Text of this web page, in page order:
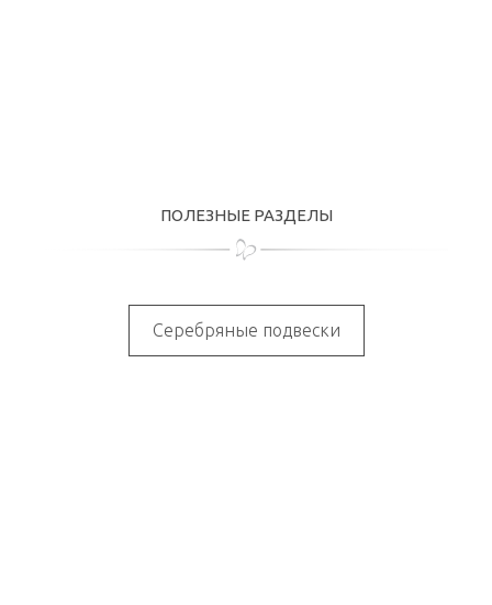
ПОЛЕЗНЫЕ РАЗДЕЛЫ
Серебряные подвески